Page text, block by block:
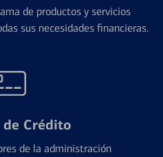
de productos y servicios
sus necesidades financieras.
Crédito
de la administración